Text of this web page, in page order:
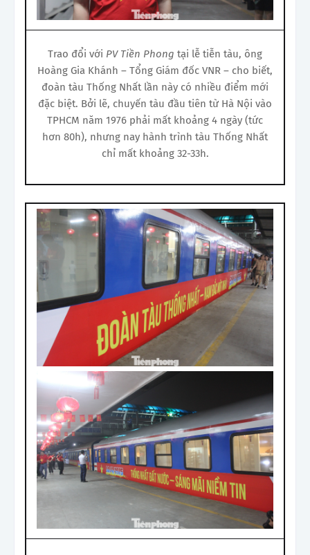
Trao đổi với PV Tiền Phong tại lễ tiễn tàu, ông
Hoàng Gia Khánh – Tổng Giám đốc VNR – cho biết,
đoàn tàu Thống Nhất lần này có nhiều điểm mới
đặc biệt. Bởi lẽ, chuyến tàu đầu tiên từ Hà Nội vào
TPHCM năm 1976 phải mất khoảng 4 ngày (tức
hơn 80h), nhưng nay hành trình tàu Thống Nhất
chỉ mất khoảng 32-33h.